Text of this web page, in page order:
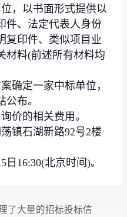
，以书面形式提供以
件、法定代表人身份
复印件、类似项目业
材料(前述所有材料均
确定一家中标单位，
布。
价的相关费用。
镇石湖新路92号2楼
16:30(北京时间)。
了大量的招标投标信